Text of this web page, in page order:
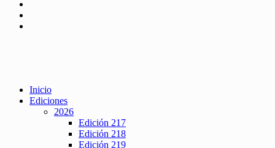
Inicio
Ediciones
2026
Edición 217
Edición 218
Edición 219